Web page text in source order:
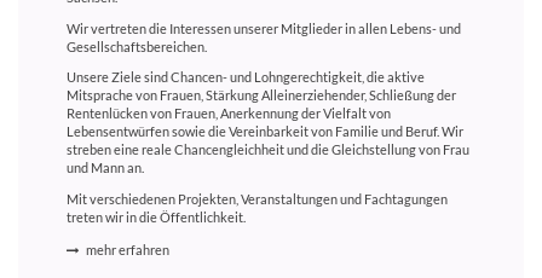
Wir vertreten die Interessen unserer Mitglieder in allen Lebens- und
Gesellschaftsbereichen.
Unsere Ziele sind Chancen- und Lohngerechtigkeit, die aktive
Mitsprache von Frauen, Stärkung Alleinerziehender, Schließung der
Rentenlücken von Frauen, Anerkennung der Vielfalt von
Lebensentwürfen sowie die Vereinbarkeit von Familie und Beruf. Wir
streben eine reale Chancengleichheit und die Gleichstellung von Frau
und Mann an.
Mit verschiedenen Projekten, Veranstaltungen und Fachtagungen
treten wir in die Öffentlichkeit.
mehr erfahren